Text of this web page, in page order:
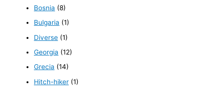
Bosnia (8)
Bulgaria (1)
Diverse (1)
Georgia (12)
Grecia (14)
Hitch-hiker (1)